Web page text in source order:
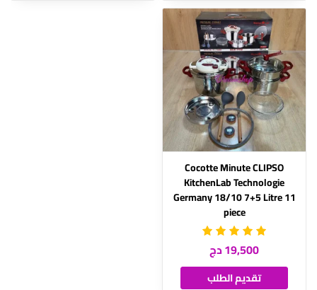
Cocotte Minute CLIPSO
KitchenLab Technologie
Germany 18/10 7+5 Litre 11
piece
19,500 دج
تقديم الطلب